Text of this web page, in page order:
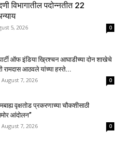
विभागातील पदोन्नतीत 22
5, 2026 0
ऑफ इंडिया ख्रिश्चन आघाडीच्या दोन शाखेचे
रामदास आठवले यांच्या हस्ते...
August 7, 2026 0
वृक्षतोड प्रकरणाच्या चौकशीसाठी
आंदोलन”
August 7, 2026 0